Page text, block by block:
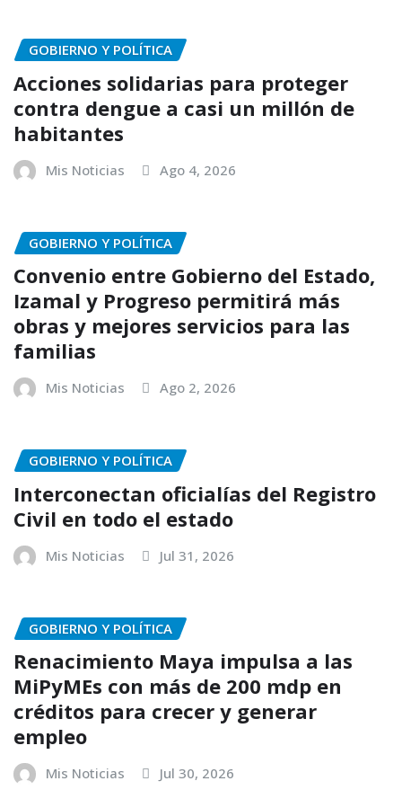
GOBIERNO Y POLÍTICA
Acciones solidarias para proteger
contra dengue a casi un millón de
habitantes
Mis Noticias Ago 4, 2026
GOBIERNO Y POLÍTICA
Convenio entre Gobierno del Estado,
Izamal y Progreso permitirá más
obras y mejores servicios para las
familias
Mis Noticias Ago 2, 2026
GOBIERNO Y POLÍTICA
Interconectan oficialías del Registro
Civil en todo el estado
Mis Noticias Jul 31, 2026
GOBIERNO Y POLÍTICA
Renacimiento Maya impulsa a las
MiPyMEs con más de 200 mdp en
créditos para crecer y generar
empleo
Mis Noticias Jul 30, 2026